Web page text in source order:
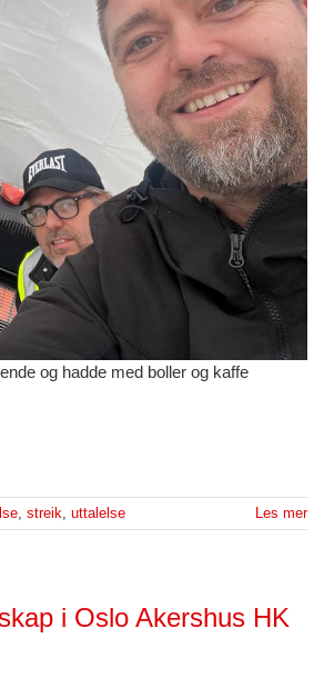
og hadde med boller og kaffe
, streik, uttalelse Les mer
i Oslo Akershus HK